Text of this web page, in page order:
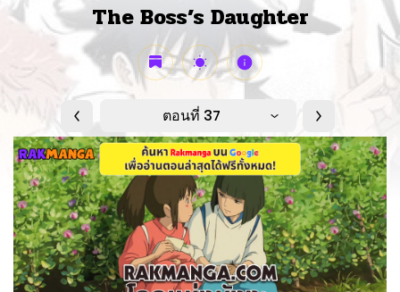
The Boss’s Daughter
ตอนที่ 37